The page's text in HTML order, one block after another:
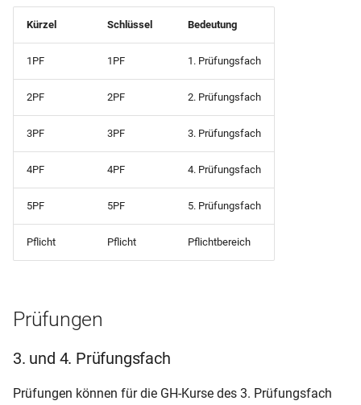
Berufen)
Schülerliste (gruppiert
Betrieben)
Schülerliste (gruppiert
Bildungsgängen)
Schülerliste (mit Betrieben
und Geburtsdatum)
Schülerliste (mit Betrieben)
Prüfungsfächern inkl
(Schülersumme nach
Ausbildungsort)
Notenübersicht Endnoten
Notenübersicht Endnoten
Prüfungsliste für
Fachoberschulen (9.82)
Prüfungsliste
Zeugnisliste BBS (nur für
Kürzel Schlüssel Bedeutung
1PF 1PF 1. Prüfungsfach
2PF 2PF 2. Prüfungsfach
3PF 3PF 3. Prüfungsfach
4PF 4PF 4. Prüfungsfach
5PF 5PF 5. Prüfungsfach
Pflicht Pflicht Pflichtbereich
Prüfungen
3. und 4. Prüfungsfach
Prüfungen können für die GH-Kurse des 3. Prüfungsfach